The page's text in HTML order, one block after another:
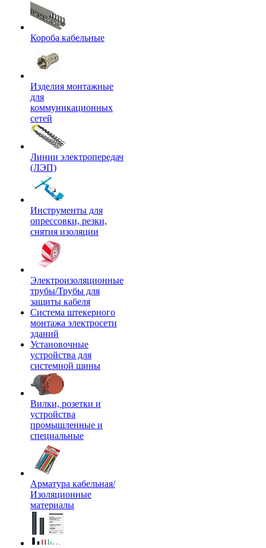
Короба кабельные
Изделия монтажные
для
коммуникационных
сетей
Линии электропередач
(ЛЭП)
Инструменты для
опрессовки, резки,
снятия изоляции
Электроизоляционные
трубы/Трубы для
защиты кабеля
Система штекерного
монтажа электросети
зданий
Установочные
устройства для
системной шины
Вилки, розетки и
устройства
промышленные и
специальные
Арматура кабельная/
Изоляционные
материалы